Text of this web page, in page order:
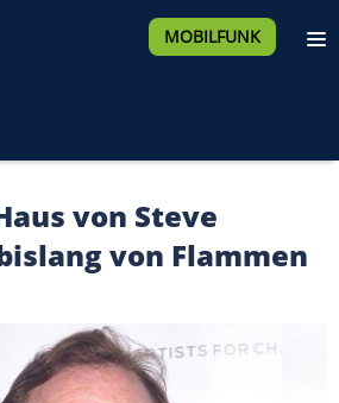
MOBILFUNK
von Steve
von Flammen